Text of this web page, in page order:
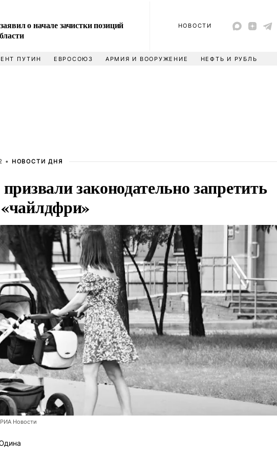
о начале зачистки позиций
НОВОСТИ
ПУТИН ЕВРОСОЮЗ АРМИЯ И ВООРУЖЕНИЕ НЕФТЬ И РУБЛЬ
• НОВОСТИ ДНЯ
законодательно запретить
Новости